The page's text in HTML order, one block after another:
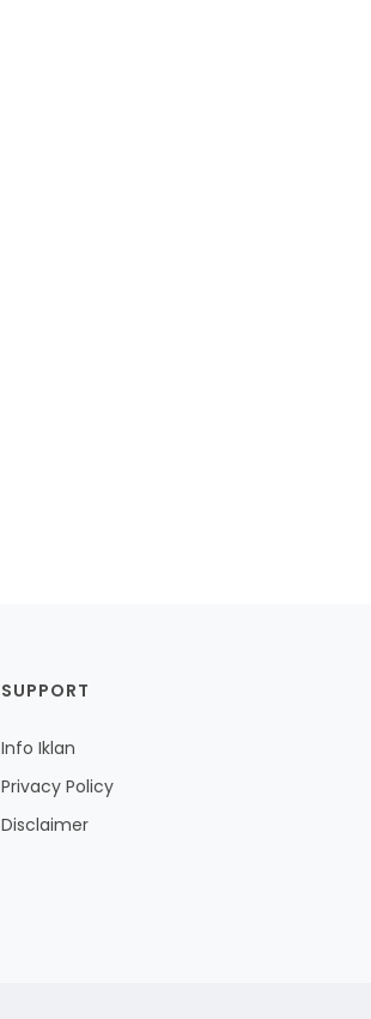
SUPPORT
Info Iklan
Privacy Policy
Disclaimer